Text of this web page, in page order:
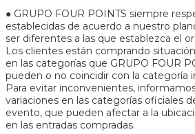
● GRUPO FOUR POINTS siempre
establecidas de acuerdo a nuestro
ser diferentes a las que establezca el
Los clientes están comprando
en las categorías que GRUPO FOUR
pueden o no coincidir con la categoría
Para evitar inconvenientes,
variaciones en las categorías oficiales
evento, que pueden afectar a la
en las entradas compradas.